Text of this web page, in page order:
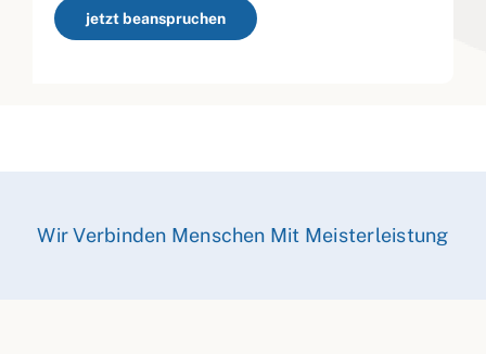
jetzt beanspruchen
Wir Verbinden Menschen Mit Meisterleistung